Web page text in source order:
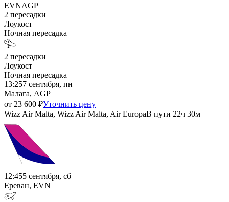
EVNAGP
2 пересадки
Лоукост
Ночная пересадка
2 пересадки
Лоукост
Ночная пересадка
13:257 сентября, пн
Малага, AGP
от 23 600 ₽Уточнить цену
Wizz Air Malta, Wizz Air Malta, Air EuropaВ пути 22ч 30м
12:455 сентября, сб
Ереван, EVN